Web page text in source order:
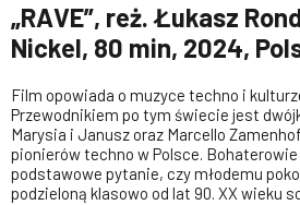
„RAVE”, reż. Łukasz
Nickel, 80 min, 2024,
Film opowiada o muzyce techno i
Przewodnikiem po tym świecie jest
Marysia i Janusz oraz Marcello
pionierów techno w Polsce.
podstawowe pytanie, czy młodemu
podzieloną klasowo od lat 90. XX wieku